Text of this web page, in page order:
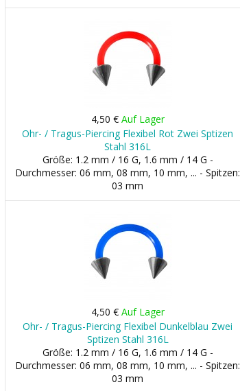
4,50 € Auf Lager
Ohr- / Tragus-Piercing Flexibel Rot Zwei Sptizen
Stahl 316L
Größe: 1.2 mm / 16 G, 1.6 mm / 14 G -
Durchmesser: 06 mm, 08 mm, 10 mm, ... - Spitzen:
03 mm
4,50 € Auf Lager
Ohr- / Tragus-Piercing Flexibel Dunkelblau Zwei
Sptizen Stahl 316L
Größe: 1.2 mm / 16 G, 1.6 mm / 14 G -
Durchmesser: 06 mm, 08 mm, 10 mm, ... - Spitzen:
03 mm